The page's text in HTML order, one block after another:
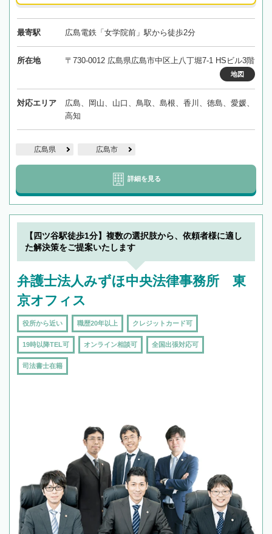
最寄駅 広島電鉄「女学院前」駅から徒歩2分
所在地 〒730-0012 広島県広島市中区上八丁堀7-1 HSビル3階
地図
対応エリア
広島、岡山、山口、鳥取、島根、香川、徳島、愛媛、
高知
広島県 広島市
詳細を見る
【四ツ谷駅徒歩1分】複数の選択肢から、依頼者様に適し
た解決策をご提案いたします
弁護士法人みずほ中央法律事務所 東
京オフィス
役所から近い 職歴20年以上 クレジットカード可
19時以降TEL可 オンライン相談可 全国出張対応可
司法書士在籍